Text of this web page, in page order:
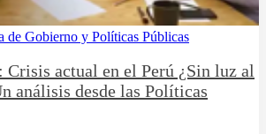
de Gobierno y Políticas Públicas
Crisis actual en el Perú ¿Sin luz al
análisis desde las Políticas